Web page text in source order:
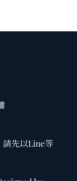
請先以Line等